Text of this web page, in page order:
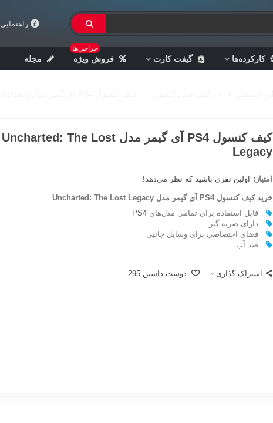
راهنمایی
کارکرده‌ها گیفت کارت فروش ویژه
حراجی‌ها
مجله
کیف کنسول PS4 آی گیمر مدل Uncharted: The Lost
Legacy
امتیاز: اولین نفری باشید که نظر می‌دهد!
خرید کیف کنسول PS4 آی گیمر مدل
Uncharted: The Lost Legacy
قابل استفاده برای تمامی مدل‌های PS4
دارای ضربه گير
فضای اختصاصی برای وسايل جانبی
ضد آب
اشتراک گذاری دوست داشتن 295